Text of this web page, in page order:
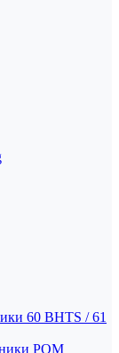
60 BHTS / 61
POM